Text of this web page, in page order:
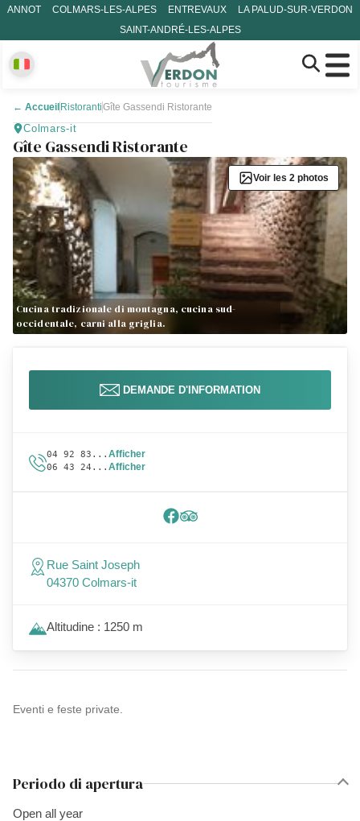
ANNOT COLMARS-LES-ALPES ENTREVAUX
LA PALUD-SUR-VERDON
SAINT-ANDRÉ-LES-ALPES
← Accueil RistorantiGîte Gassendi Ristorante
Colmars-it
Gîte Gassendi Ristorante
Cucina tradizionale di montagna, cucina sud-
occidentale, carni alla griglia.
Voir les 2 photos
Eventi e feste private.
Periodo di apertura
Open all year
DEMANDE D'INFORMATION
04 92 83... Afficher
06 43 24... Afficher
Rue Saint Joseph
04370 Colmars-it
Altitudine : 1250 m